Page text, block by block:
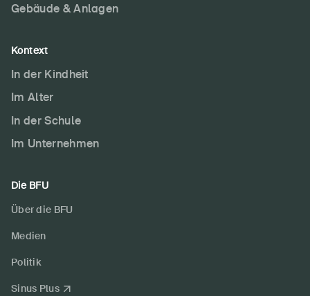
Gebäude & Anlagen
Kontext
In der Kindheit
Im Alter
In der Schule
Im Unternehmen
Die BFU
Über die BFU
Medien
Politik
Sinus Plus